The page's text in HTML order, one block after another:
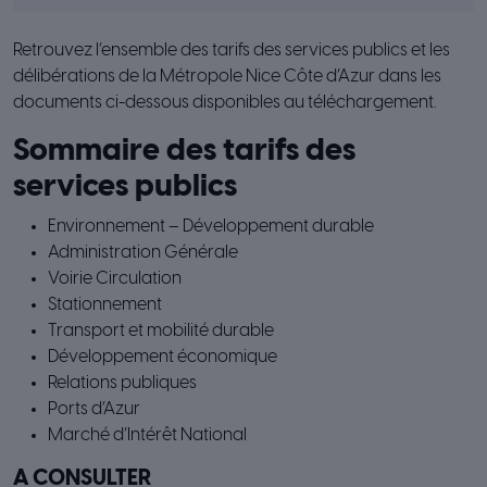
Retrouvez l’ensemble des tarifs des services publics et les
délibérations de la Métropole Nice Côte d’Azur dans les
documents ci-dessous disponibles au téléchargement.
Sommaire des tarifs des
services publics
Environnement – Développement durable
Administration Générale
Voirie Circulation
Stationnement
Transport et mobilité durable
Développement économique
Relations publiques
Ports d’Azur
Marché d’Intérêt National
A CONSULTER